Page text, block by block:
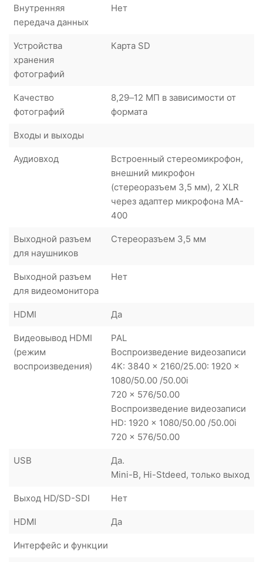
Внутренняя
передача данных
Нет
Устройства
хранения
фотографий
Карта SD
Качество
фотографий
8,29–12 МП в зависимости от
формата
Входы и выходы
Аудиовход
Встроенный стереомикрофон,
внешний микрофон
(стереоразъем 3,5 мм), 2 XLR
через адаптер микрофона MA-
400
Выходной разъем
для наушников
Стереоразъем 3,5 мм
Выходной разъем
для видеомонитора
Нет
HDMI Да
Видеовывод HDMI
(режим
воспроизведения)
PAL
Воспроизведение видеозаписи
4K: 3840 x 2160/25.00: 1920 x
1080/50.00 /50.00i
720 x 576/50.00
Воспроизведение видеозаписи
HD: 1920 x 1080/50.00 /50.00i
720 x 576/50.00
USB
Да.
Mini-B, Hi-Stdeed, только выход
Выход HD/SD-SDI Нет
HDMI Да
Интерфейс и функции